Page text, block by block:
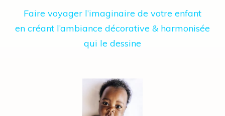
Faire voyager l’imaginaire de votre enfant
en créant l’ambiance décorative & harmonisée
qui le dessine